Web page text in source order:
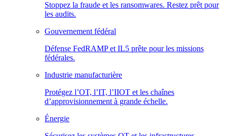
Stoppez la fraude et les ransomwares. Restez prêt pour
les audits.
Gouvernement fédéral
Défense FedRAMP et IL5 prête pour les missions
fédérales.
Industrie manufacturière
Protégez l’OT, l’IT, l’IIOT et les chaînes
d’approvisionnement à grande échelle.
Énergie